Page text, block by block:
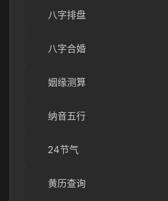
八字排盘
八字合婚
姻缘测算
纳音五行
24节气
黄历查询